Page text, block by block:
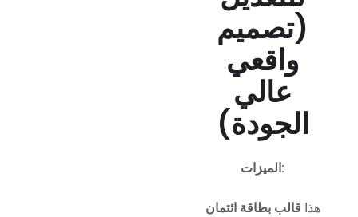
(تصميم
واقعي
عالي
الجودة)
الميزات:
هذا قالب بطاقة ائتمان